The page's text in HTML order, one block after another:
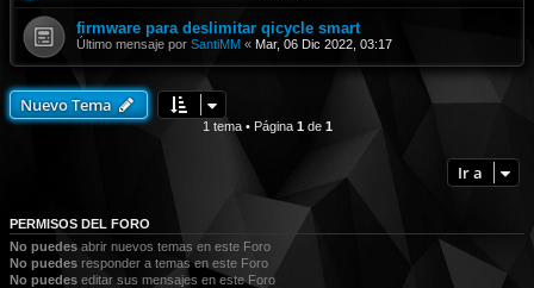
firmware para deslimitar qicycle smart
Último mensaje por SantiMM « Mar, 06 Dic 2022, 03:17
Nuevo Tema
1 tema • Página 1 de 1
Ir a
PERMISOS DEL FORO
No puedes abrir nuevos temas en este Foro
No puedes responder a temas en este Foro
No puedes editar sus mensajes en este Foro